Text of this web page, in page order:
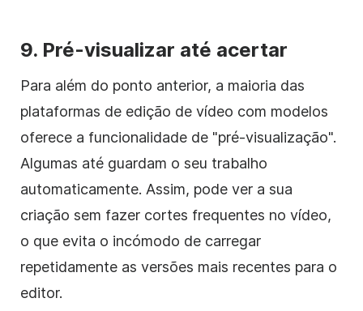
9. Pré-visualizar até acertar
Para além do ponto anterior, a maioria das
plataformas de edição de vídeo com modelos
oferece a funcionalidade de "pré-visualização".
Algumas até guardam o seu trabalho
automaticamente. Assim, pode ver a sua
criação sem fazer cortes frequentes no vídeo,
o que evita o incómodo de carregar
repetidamente as versões mais recentes para o
editor.